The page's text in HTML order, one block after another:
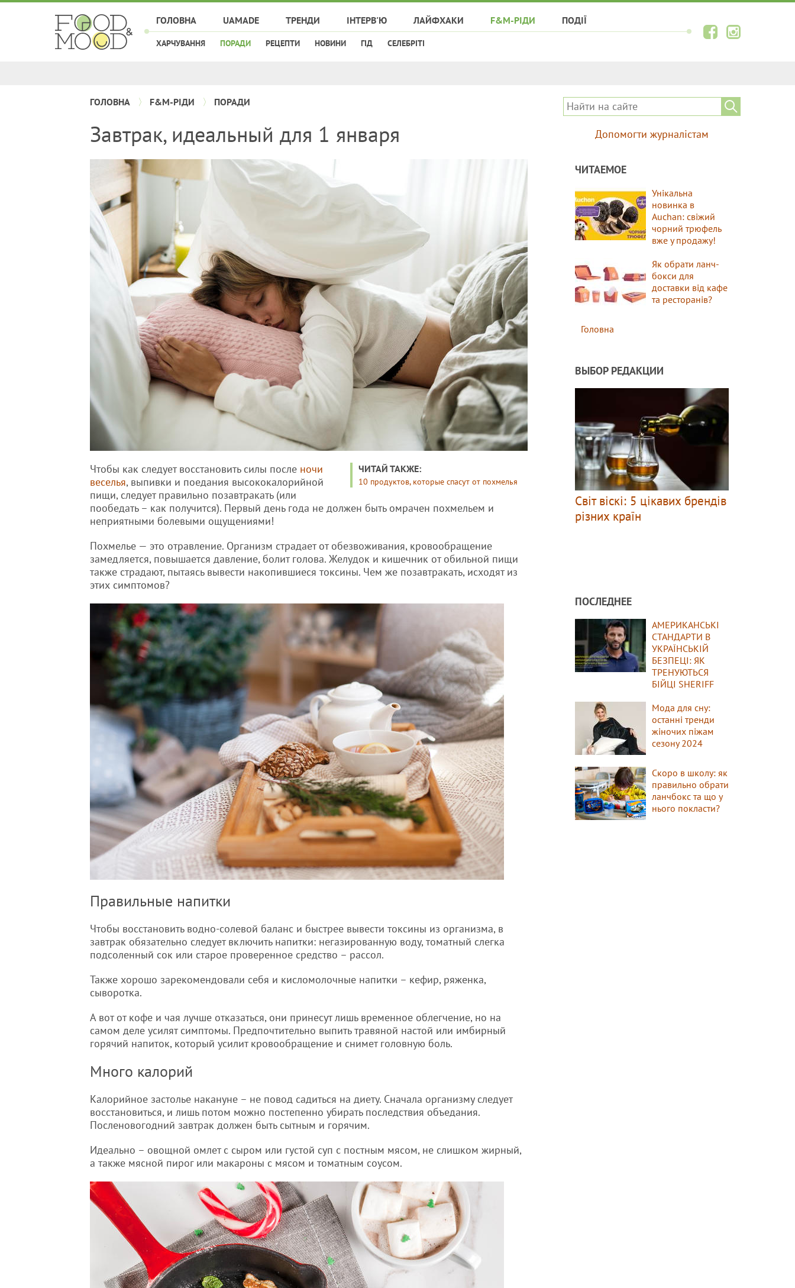
ГОЛОВНА UAMADE ТРЕНДИ ІНТЕРВ'Ю ЛАЙФХАКИ F&M-РІДИ
ХАРЧУВАННЯ ПОРАДИ РЕЦЕПТИ НОВИНИ ГІД СЕЛЕБРІТІ
ПОДІЇ
ГОЛОВНА F&M-РІДИ ПОРАДИ
Завтрак, идеальный для 1 января
ЧИТАЙ ТАКЖЕ:
10 продуктов, которые спасут от похмелья
Чтобы как следует восстановить силы после ночи
веселья, выпивки и поедания высококалорийной
пищи, следует правильно позавтракать (или
пообедать – как получится). Первый день года не должен быть омрачен похмельем и
неприятными болевыми ощущениями!
Похмелье — это отравление. Организм страдает от обезвоживания, кровообращение
замедляется, повышается давление, болит голова. Желудок и кишечник от обильной пищи
также страдают, пытаясь вывести накопившиеся токсины. Чем же позавтракать, исходят из
этих симптомов?
Правильные напитки
Чтобы восстановить водно-солевой баланс и быстрее вывести токсины из организма, в
завтрак обязательно следует включить напитки: негазированную воду, томатный слегка
подсоленный сок или старое проверенное средство – рассол.
Также хорошо зарекомендовали себя и кисломолочные напитки – кефир, ряженка,
сыворотка.
А вот от кофе и чая лучше отказаться, они принесут лишь временное облегчение, но на
самом деле усилят симптомы. Предпочтительно выпить травяной настой или имбирный
горячий напиток, который усилит кровообращение и снимет головную боль.
Много калорий
Калорийное застолье накануне – не повод садиться на диету. Сначала организму следует
восстановиться, и лишь потом можно постепенно убирать последствия объедания.
Посленовогодний завтрак должен быть сытным и горячим.
Идеально – овощной омлет с сыром или густой суп с постным мясом, не слишком жирный,
а также мясной пирог или макароны с мясом и томатным соусом.
Допомогти журналістам
ЧИТАЕМОЕ
Унікальна
новинка в
Auchan: свіжий
чорний трюфель
вже у продажу!
Як обрати ланч-
бокси для
доставки від кафе
та ресторанів?
Головна
ВЫБОР РЕДАКЦИИ
Світ віскі: 5 цікавих брендів
різних країн
ПОСЛЕДНЕЕ
АМЕРИКАНСЬКІ
СТАНДАРТИ В
УКРАЇНСЬКІЙ
БЕЗПЕЦІ: ЯК
ТРЕНУЮТЬСЯ
БІЙЦІ SHERIFF
Мода для сну:
останні тренди
жіночих піжам
сезону 2024
Скоро в школу: як
правильно обрати
ланчбокс та що у
нього покласти?